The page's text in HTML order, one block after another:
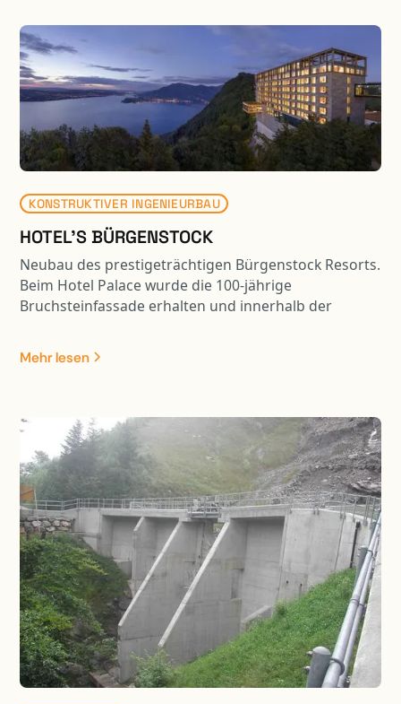
Abbruch bestehende Brücke - Neubau Widerlager
mittels Umspundung / Pfählung usw.; davon 1 WL im
Nahbereich der Zentralbahn - Brückenplatte mittels
Kran versetzen - Vorarbeiten Gewässer usw. für
spätere Aufweitung und Renaturierung Sarneraa -
Umlegung Langsamverkehrswege - Anpassung
bestehende Kantonsstrasse an neue Situation
KONSTRUKTIVER INGENIEURBAU
HOTEL'S BÜRGENSTOCK
Neubau des prestigeträchtigen Bürgenstock Resorts.
Beim Hotel Palace wurde die 100-jährige
Bruchsteinfassade erhalten und innerhalb der
Zudem wurde das Gebäude unterkellert und entlang
der steil abfallenden Bergflanke angebaut. Das
mit spektakulärer Lage auf dem Bergkamm. Die
Fundation des Neubaus wurde inmitten der steil
abfallenden Bergflanke erstellt. Zudem wurden u.a.
die Bergstation der Kehrsiten-Bürgenstock
Standseilbahn, ein Kino, ein Shop sowie ein Ballroom
mit sehr grossen Spannweiten integriert. Beim
Alpine SPA wurde die Tragstruktur des ehemaligen
Gebäude umgebaut und grosszügig erweitert. Dabei
waren zahlreiche Unterfangungen, Spezialaushübe
und unkonventionelle Sicherungen der Tragstruktur
erforderlich. Zudem wurde ein Stollen unter dem
bestehenden Gebäude erstellt.
Mehr lesen